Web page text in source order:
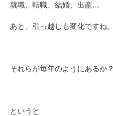
就職、転職、結婚、出産…
あと、引っ越しも変化ですね。
それらが毎年のようにあるか？
というと